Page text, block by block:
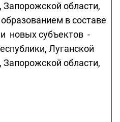
области,
в составе
новых субъектов -
Луганской
области,